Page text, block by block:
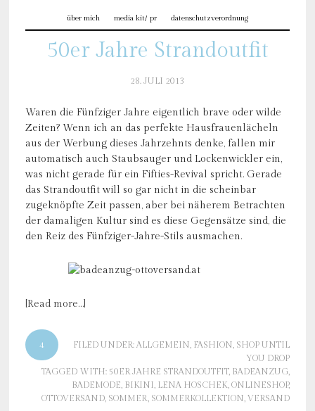
über mich media kit/ pr datenschutzverordnung
50er Jahre Strandoutfit
28. JULI 2013
Waren die Fünfziger Jahre eigentlich brave oder wilde
Zeiten? Wenn ich an das perfekte Hausfrauenlächeln
aus der Werbung dieses Jahrzehnts denke, fallen mir
automatisch auch Staubsauger und Lockenwickler ein,
was nicht gerade für ein Fifties-Revival spricht. Gerade
das Strandoutfit will so gar nicht in die scheinbar
zugeknöpfte Zeit passen, aber bei näherem Betrachten
der damaligen Kultur sind es diese Gegensätze sind, die
den Reiz des Fünfziger-Jahre-Stils ausmachen.
[Read more…]
4 FILED UNDER:ALLGEMEIN, FASHION, SHOP UNTIL
YOU DROP
TAGGED WITH: 50ER JAHRE STRANDOUTFIT, BADEANZUG,
BADEMODE, BIKINI, LENA HOSCHEK,ONLINESHOP,
OTTOVERSAND, SOMMER, SOMMERKOLLEKTION,VERSAND